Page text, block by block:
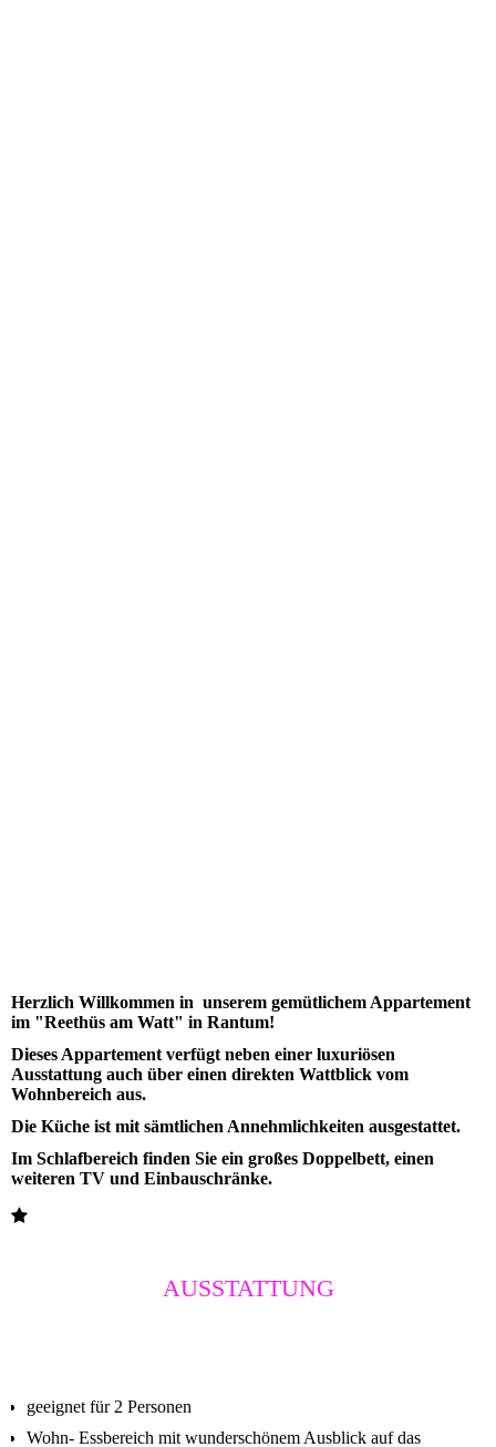
Herzlich Willkommen in unserem gemütlichem Appartement
im "Reethüs am Watt" in Rantum!
Dieses Appartement verfügt neben einer luxuriösen
Ausstattung auch über einen direkten Wattblick vom
Wohnbereich aus.
Die Küche ist mit sämtlichen Annehmlichkeiten ausgestattet.
Im Schlafbereich finden Sie ein großes Doppelbett, einen
weiteren TV und Einbauschränke.
AUSSTATTUNG
geeignet für 2 Personen
Wohn- Essbereich mit wunderschönem Ausblick auf das